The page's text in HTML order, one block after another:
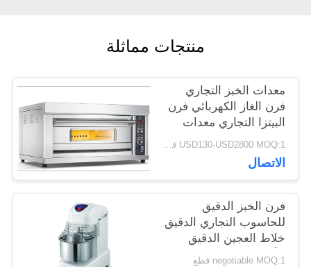
أخبار
اطلب
اقتباس
خريطة
الموقع
منتجات مماثلة
معدات الخبز التجاري
فرن الغاز الكهربائي فرن
البيتزا التجاري معدات
الخبز
USD130-USD2800 MOQ:1 قطعة
الاتصال
فرن الخبز الدقيق
للحاسوب التجاري الدقيق
خلاط العجين الدقيق
الأفقي
negotiable MOQ:1 قطع